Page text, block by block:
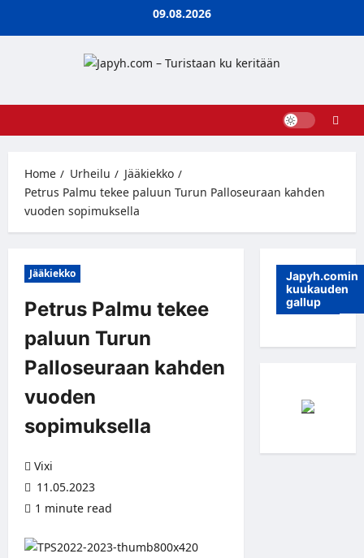
09.08.2026
Home Urheilu
Jääkiekko
Petrus Palmu tekee paluun Turun Palloseuraan kahden
vuoden sopimuksella
Jääkiekko
Petrus Palmu tekee
paluun Turun
Palloseuraan kahden
vuoden
sopimuksella
Vixi
11.05.2023
1 minute read
Japyh.comin
kuukauden
gallup